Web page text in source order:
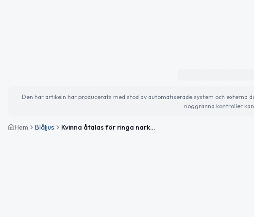
Den här artikeln har producerats med stöd av automatiserade system och
noggranna kontroller
Hem Blåljus Kvinna åtalas för ringa narkotikabrott i Anderstorp